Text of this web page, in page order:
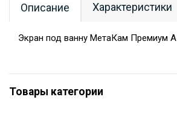
Описание Характеристики
Экран под ванну МетаКам Премиум А
Товары категории